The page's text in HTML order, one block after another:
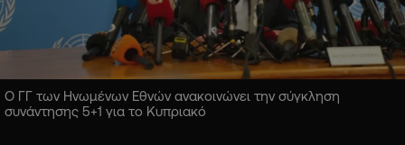
Ο ΓΓ των Ηνωμένων Εθνών ανακοινώνει την σύγκληση
συνάντησης 5+1 για το Κυπριακό